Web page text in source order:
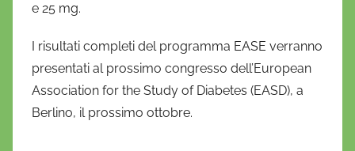
e 25 mg.
I risultati completi del programma EASE verranno
presentati al prossimo congresso dell’European
Association for the Study of Diabetes (EASD), a
Berlino, il prossimo ottobre.